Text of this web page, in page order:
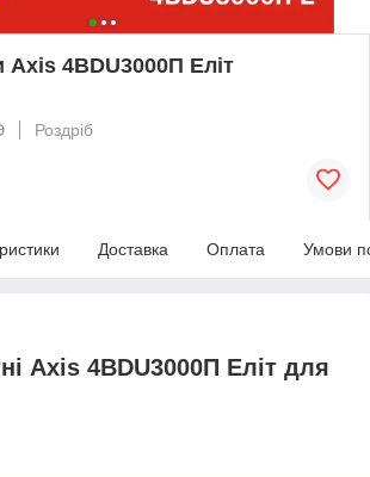
Аxis 4BDU3000П Еліт
Роздріб
Доставка Оплата Умови
Axis 4BDU3000П Еліт для